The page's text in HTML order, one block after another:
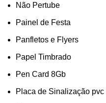
Não Pertube
Painel de Festa
Panfletos e Flyers
Papel Timbrado
Pen Card 8Gb
Placa de Sinalização pvc